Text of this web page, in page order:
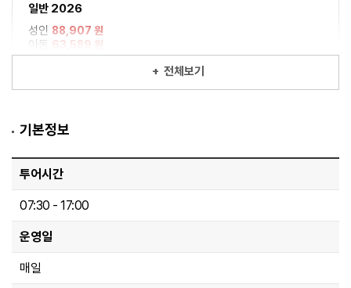
일반 2026
성인 88,907 원
아동 63,589 원
유아사용불가
70세이상71,126 원
+ 전체보기
기본정보
투어시간
07:30 - 17:00
운영일
매일